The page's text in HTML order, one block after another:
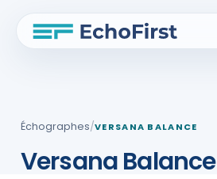
Échographes/VERSANA BALANCE
Versana Balance